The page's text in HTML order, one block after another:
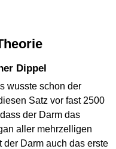
Dippel
wusste schon der
Satz vor fast 2500
der Darm das
aller mehrzelligen
Darm auch das erste